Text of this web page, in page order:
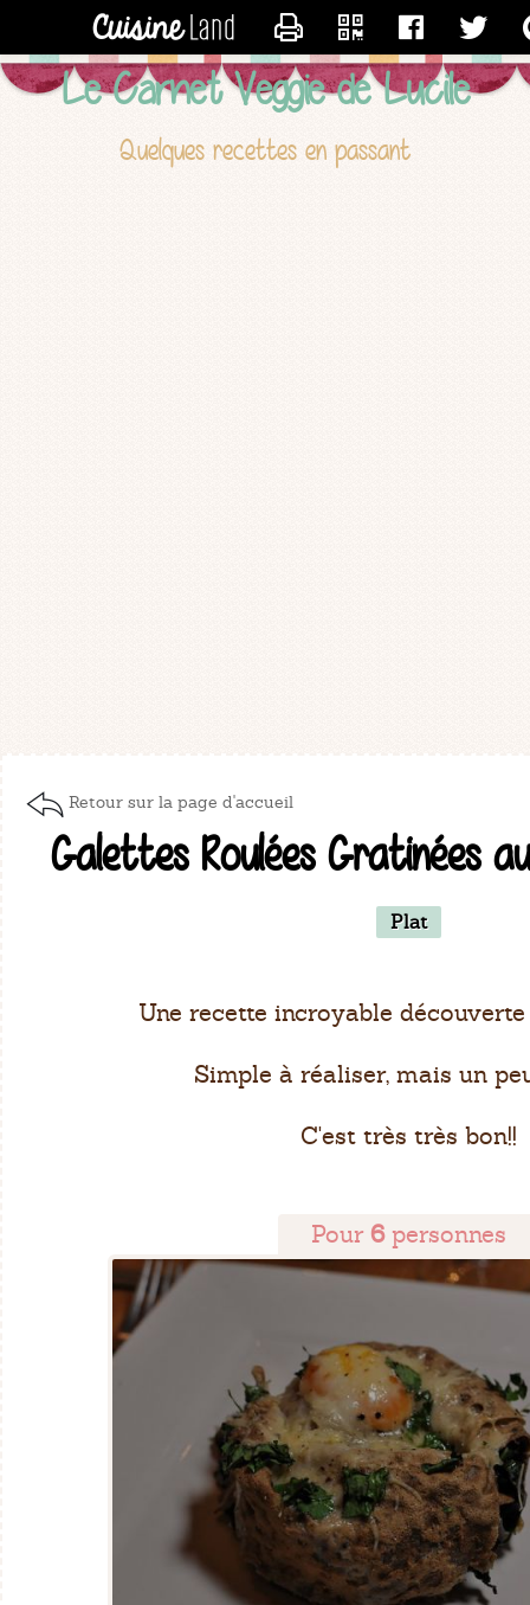
Le Carnet Veggie de Lucile
Quelques recettes en passant
Retour sur la page d'accueil
Galettes Roulées Gratinées
Plat
Une recette incroyable
Simple à réaliser, mais un
C'est très très bon!!
Pour 6personnes
CONTACTER LUCILE